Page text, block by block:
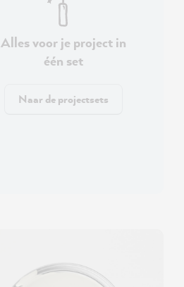
Alles voor je project in
één set
Naar de projectsets